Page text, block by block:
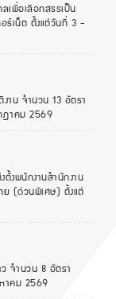
เพื่อเลือกสรรเป็น
ร์เน็ต ตั้งแต่วันที่ 3 -
าน จำนวน 13 อัตรา
ฎาคม 2569
งพนักงานสํานักงาน
ย (ด่วนพิเศษ) ตั้งแต่
จำนวน 8 อัตรา
าคม 2569